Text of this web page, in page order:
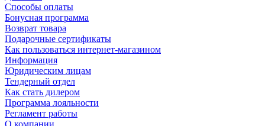
Способы оплаты
Бонусная программа
Возврат товара
Подарочные сертификаты
Как пользоваться интернет-магазином
Информация
Юридическим лицам
Тендерный отдел
Как стать дилером
Программа лояльности
Регламент работы
О компании